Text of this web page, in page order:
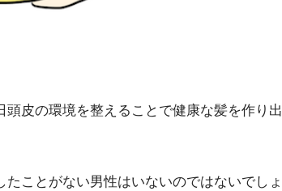
皮の環境を整えることで健康な髪を作り出
たことがない男性はいないのではないでしょ